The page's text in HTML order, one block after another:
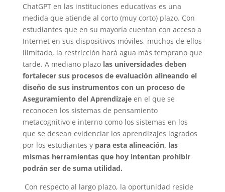
ChatGPT en las instituciones educativas es una
medida que atiende al corto (muy corto) plazo. Con
estudiantes que en su mayoría cuentan con acceso a
Internet en sus dispositivos móviles, muchos de ellos
ilimitado, la restricción hará agua más temprano que
tarde. A mediano plazo las universidades deben
fortalecer sus procesos de evaluación alineando el
diseño de sus instrumentos con un proceso de
Aseguramiento del Aprendizajeen el que se
reconocen los sistemas de pensamiento
metacognitivo e interno como los sistemas en los
que se desean evidenciar los aprendizajes logrados
por los estudiantes y para esta alineación, las
mismas herramientas que hoy intentan prohibir
podrán ser de suma utilidad.
Con respecto al largo plazo, la oportunidad reside